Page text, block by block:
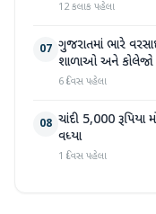
12 કલાક પહેલા
07 ગુજરાતમાં ભારે
શાળાઓ અને
6 દિવસ પહેલા
08 ચાંદી 5,000 રૂપિયા
વધ્યા
1 દિવસ પહેલા